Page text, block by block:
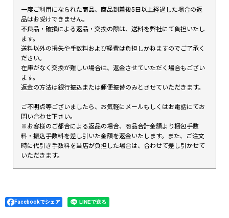
一度ご利用になられた商品、商品到着後5日以上経過した場合の返
品はお受けできません。
不良品・破損による返品・交換の際は、送料を弊社にて負担いたし
ます。
送料以外の損失や手数料および経費は負担しかねますのでご了承く
ださい。
在庫がなく交換が難しい場合は、返金させていただく場合もござい
ます。
返金の方法は銀行振込または郵便振替のみとさせていただきます。
ご不明点等ございましたら、お気軽にメールもしくはお電話にてお
問い合わせ下さい。
※お客様のご都合による返品の場合、商品合計金額より梱包手数
料・振込手数料を差し引いた金額を返金いたします。また、ご注文
時に代引き手数料を当店が負担した場合は、合わせて差し引かせて
いただきます。
Facebookでシェア